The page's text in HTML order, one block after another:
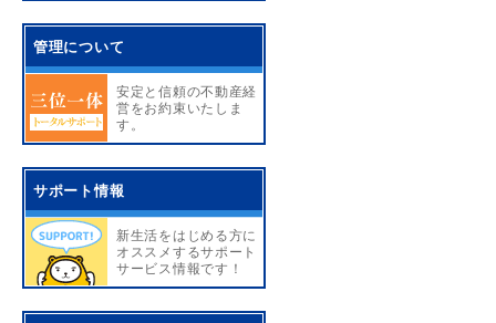
管理について
安定と信頼の不動産経
営をお約束いたしま
す。
サポート情報
新生活をはじめる方に
オススメするサポート
サービス情報です！